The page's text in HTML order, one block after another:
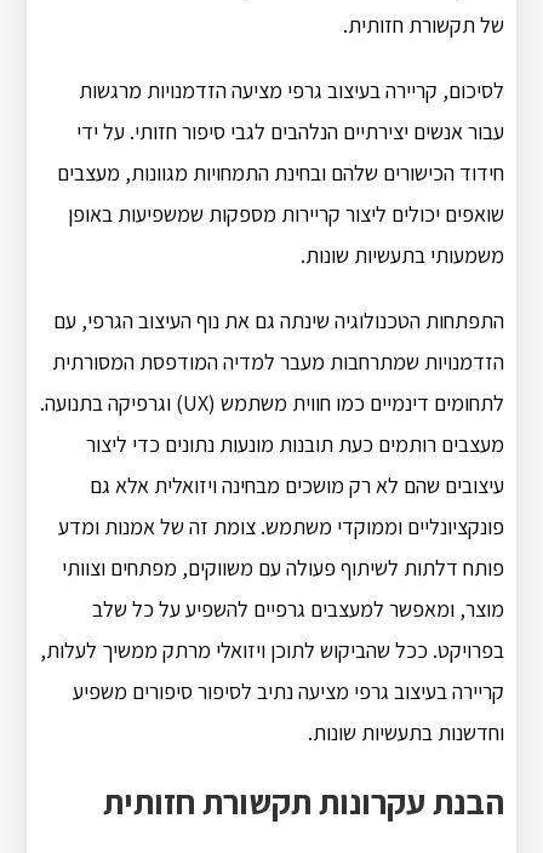
של תקשורת חזותית.
לסיכום, קריירה בעיצוב גרפי מציעה הזדמנויות מרגשות
עבור אנשים יצירתיים הנלהבים לגבי סיפור חזותי. על ידי
חידוד הכישורים שלהם ובחינת התמחויות מגוונות, מעצבים
שואפים יכולים ליצור קריירות מספקות שמשפיעות באופן
משמעותי בתעשיות שונות.
התפתחות הטכנולוגיה שינתה גם את נוף העיצוב הגרפי, עם
הזדמנויות שמתרחבות מעבר למדיה המודפסת המסורתית
לתחומים דינמיים כמו חווית משתמש (UX) וגרפיקה בתנועה.
מעצבים רותמים כעת תובנות מונעות נתונים כדי ליצור
עיצובים שהם לא רק מושכים מבחינה ויזואלית אלא גם
פונקציונליים וממוקדי משתמש. צומת זה של אמנות ומדע
פותח דלתות לשיתוף פעולה עם משווקים, מפתחים וצוותי
מוצר, ומאפשר למעצבים גרפיים להשפיע על כל שלב
בפרויקט. ככל שהביקוש לתוכן ויזואלי מרתק ממשיך לעלות,
קריירה בעיצוב גרפי מציעה נתיב לסיפור סיפורים משפיע
וחדשנות בתעשיות שונות.
הבנת עקרונות תקשורת חזותית